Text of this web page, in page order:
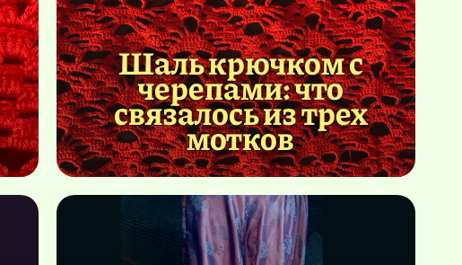
Шаль крючком с
черепами: что
связалось из трех
мотков